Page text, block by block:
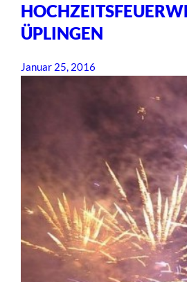
ÜPLINGEN
Januar 25, 2016